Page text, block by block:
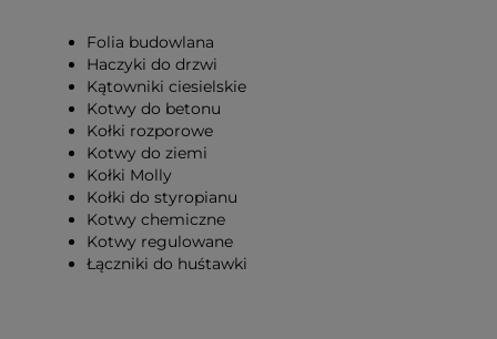
Folia budowlana
Haczyki do drzwi
Kątowniki ciesielskie
Kotwy do betonu
Kołki rozporowe
Kotwy do ziemi
Kołki Molly
Kołki do styropianu
Kotwy chemiczne
Kotwy regulowane
Łączniki do huśtawki